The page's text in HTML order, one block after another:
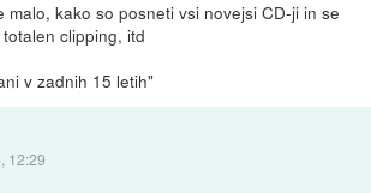
malo, kako so posneti vsi novejsi CD-ji in se
clipping, itd
v zadnih 15 letih"
12:29